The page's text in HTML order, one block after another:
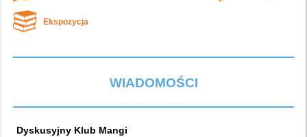
Ekspozycja
WIADOMOŚCI
Dyskusyjny Klub Mangi